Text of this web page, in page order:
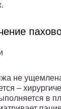
не
–
в